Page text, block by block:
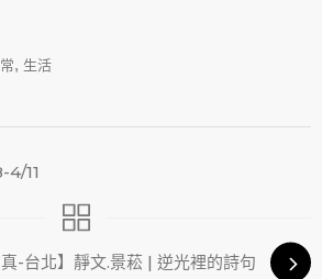
, 生活
4/11
真-台北】靜文.景菘 | 逆光裡的詩句